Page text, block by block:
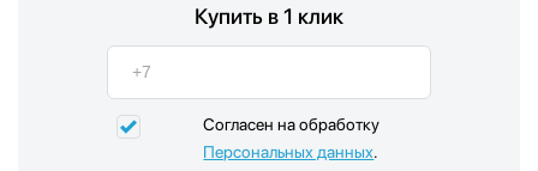
Купить в 1 клик
Согласен на обработку
Персональных данных.